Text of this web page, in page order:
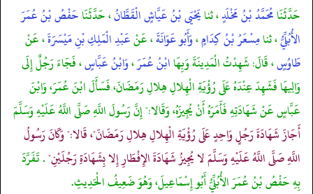
حَدَّثَنَامُحَمَّدُ بْنُ مَخْلَدٍ، ثنايَحْيَى بْنُ عَيَّاشٍ الْقَطَّانُ، حَدَّثَنَاحَفْصُ بْنُ عُمَرَ
الأُبُلِّيُّ، ثنامِسْعَرُ بْنُ كِدَامٍ،وَأَبُو عَوَانَةَ، عَنْعَبْدِ الْمَلِكِ بْنِ مَيْسَرَةَ، عَنْ
طَاوُسٍ، قَالَ: شَهِدْتُ الْمَدِينَةَ وَبِهَاابْنُ عُمَرَ،وَابْنُ عَبَّاسٍ، فَجَاءَ رَجُلٌ إِلَى
وَالِيهَا فَشَهِدَ عِنْدَهُ عَلَى رُؤْيَةِ الْهِلالِ هِلالِ رَمَضَانَ، فَسَأَلَ ابْنَ عُمَرَ، وَابْنَ
عَبَّاسٍ عَنْ شَهَادَتِهِ فَأَمَرَهُ أَنْ يُجِيزَهُ، وَقَالا:" إِنَّ رَسُولَ اللَّهِ صَلَّى اللَّهُ عَلَيْهِ وَسَلَّمَ
أَجَازَ شَهَادَةَ رَجُلٍ وَاحِدٍ عَلَى رُؤْيَةِ الْهِلالِ هِلالِ رَمَضَانَ"، قَالا:" وَكَانَ رَسُولُ
اللَّهِ صَلَّى اللَّهُ عَلَيْهِ وَسَلَّمَ لا يُجِيزُ شَهَادَةَ الإِفْطَارِ إِلا بِشَهَادَةِ رَجُلَيْنِ". تَفَرَّدَ
بِهِ حَفْصُ بْنُ عُمَرَ الأُبُلِّيُّ أَبُو إِسْمَاعِيلَ، وَهُوَ ضَعِيفُ الْحَدِيثِ.